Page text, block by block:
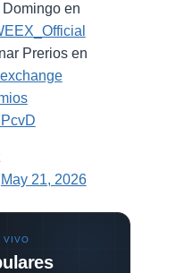
en
Prerios en
May 21, 2026
VIVO